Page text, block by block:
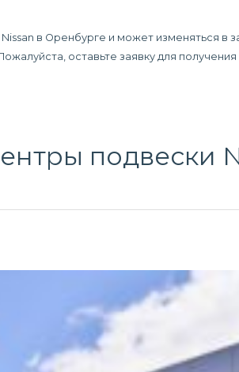
в Оренбурге и может изменяться в
оставьте заявку для
подвески